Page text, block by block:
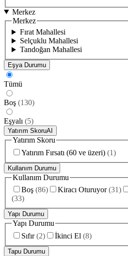
Merkez
Merkez
Fırat Mahallesi
Selçuklu Mahallesi
Tandoğan Mahallesi
Eşya Durumu
Tümü
Boş (130)
Eşyalı (5)
Yatırım SkoruAI
Yatırım Skoru
Yatırım Fırsatı (60 ve üzeri) (1)
Kullanım Durumu
Kullanım Durumu
Boş (86) Kiracı Oturuyor (31)
(33)
Yapı Durumu
Yapı Durumu
Sıfır (2) İkinci El (8)
Tapu Durumu